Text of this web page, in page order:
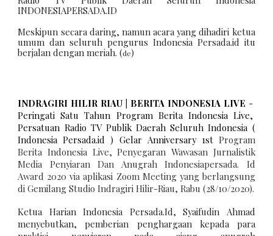
INDONESIAPERSADA.ID
Meskipun secara daring, namun acara yang dihadiri ketua
umum dan seluruh pengurus Indonesia Persada.id itu
berjalan dengan meriah. (de)
INDRAGIRI HILIR RIAU | BERITA INDONESIA LIVE -
Peringati Satu Tahun Program Berita Indonesia Live,
Persatuan Radio TV Publik Daerah Seluruh Indonesia (
Indonesia Persada.id ) Gelar Anniversary 1st Program
Berita Indonesia Live, Penyegaran Wawasan Jurnalistik
Media Penyiaran Dan Anugrah Indonesiapersada. Id
Award 2020 via aplikasi Zoom Meeting yang berlangsung
di Gemilang Studio Indragiri Hilir-Riau, Rabu (28/10/2020).
Ketua Harian Indonesia Persada.Id, Syaifudin Ahmad
menyebutkan, pemberian penghargaan kepada para